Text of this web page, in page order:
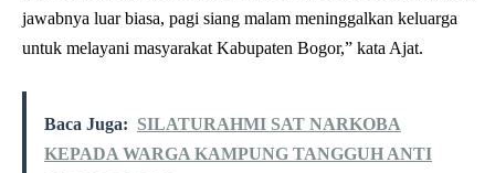
jawabnya luar biasa, pagi siang malam meninggalkan keluarga
untuk melayani masyarakat Kabupaten Bogor,” kata Ajat.
Baca Juga: SILATURAHMI SAT NARKOBA
KEPADA WARGA KAMPUNG TANGGUH ANTI